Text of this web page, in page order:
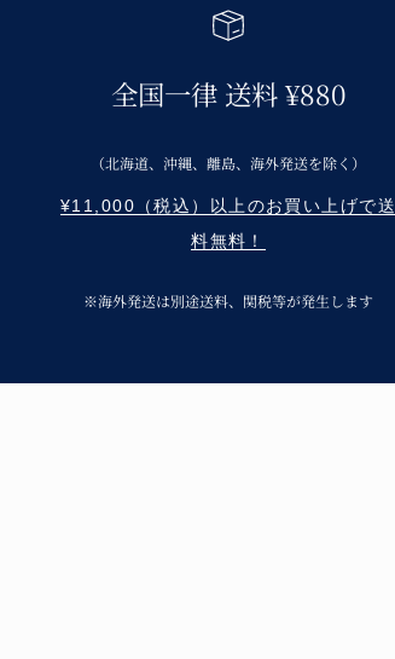
全国一律 送料 ¥880
（北海道、沖縄、離島、海外発送を除く）
¥11,000（税込）以上のお買い上げで送
料無料！
※海外発送は別途送料、関税等が発生します